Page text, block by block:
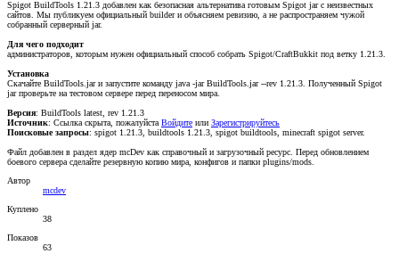
Spigot BuildTools 1.21.3 добавлен как безопасная альтернатива готовым Spigot jar с неизвестных
сайтов. Мы публикуем официальный builder и объясняем ревизию, а не распространяем чужой
собранный серверный jar.
Для чего подходит
администраторов, которым нужен официальный способ собрать Spigot/CraftBukkit под ветку 1.21.3.
Установка
Скачайте BuildTools.jar и запустите команду java -jar BuildTools.jar --rev 1.21.3. Полученный Spigot
jar проверьте на тестовом сервере перед переносом мира.
Версия: BuildTools latest, rev 1.21.3
Источник: Ссылка скрыта, пожалуйста Войдите или Зарегистрируйтесь
Поисковые запросы: spigot 1.21.3, buildtools 1.21.3, spigot buildtools, minecraft spigot server.
Файл добавлен в раздел ядер mcDev как справочный и загрузочный ресурс. Перед обновлением
боевого сервера сделайте резервную копию мира, конфигов и папки plugins/mods.
Автор
mcdev
Куплено
38
Показов
63